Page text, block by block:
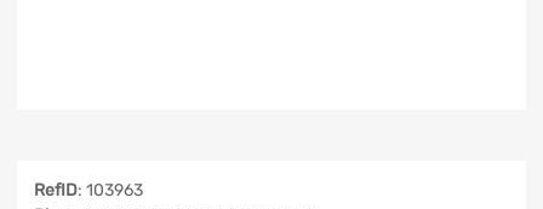
RefID: 103963